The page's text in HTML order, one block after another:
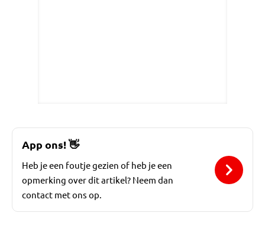
App ons!👋
Heb je een foutje gezien of heb je een
opmerking over dit artikel? Neem dan
contact met ons op.